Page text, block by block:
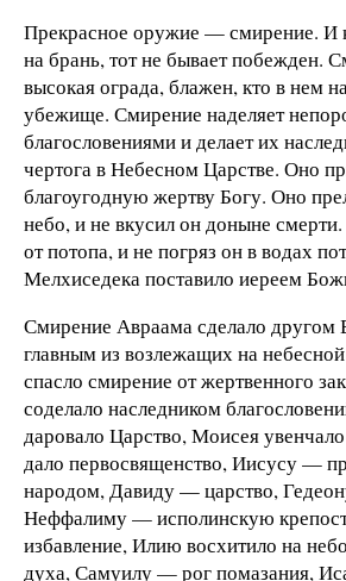
Прекрасное оружие — смирение. И
на брань, тот не бывает побежден.
высокая ограда, блажен, кто в нем
убежище. Смирение наделяет
благословениями и делает их
чертога в Небесном Царстве. Оно
благоугодную жертву Богу. Оно
небо, и не вкусил он доныне
от потопа, и не погряз он в водах
Мелхиседека поставило иереем
Смирение Авраама сделало
главным из возлежащих на
спасло смирение от жертвенного
соделало наследником
даровало Царство, Моисея
дало первосвященство, Иисусу —
народом, Давиду — царство,
Неффалиму — исполинскую
избавление, Илию восхитило на
духа, Самуилу — рог помазания,